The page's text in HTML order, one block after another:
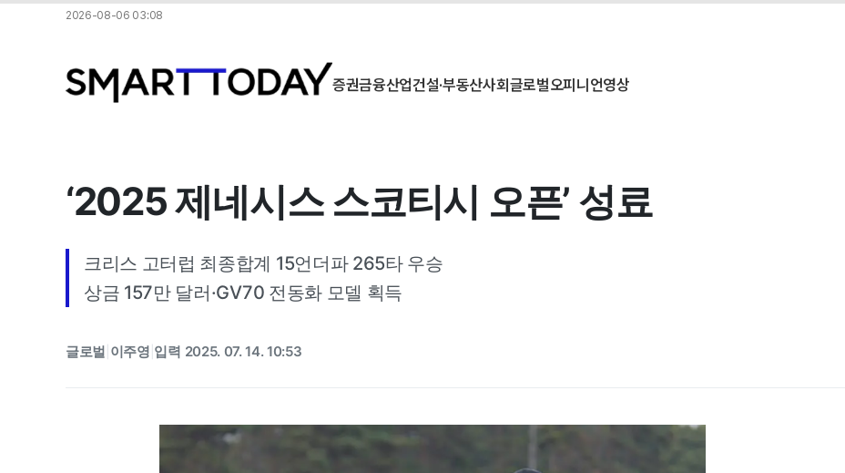
2026-08-06 03:08
증권금융산업건설·부동산사회글로벌오피니언영상
‘2025 제네시스 스코티시 오픈’ 성료
크리스 고터럽 최종합계 15언더파 265타 우승
상금 157만 달러·GV70 전동화 모델 획득
글로벌 이주영 입력 2025. 07. 14. 10:53